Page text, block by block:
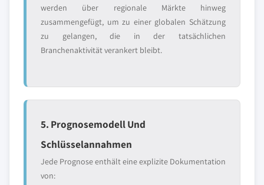
werden über regionale Märkte hinweg
zusammengefügt, um zu einer globalen Schätzung
zu gelangen, die in der tatsächlichen
Branchenaktivität verankert bleibt.
5. Prognosemodell Und
Schlüsselannahmen
Jede Prognose enthält eine explizite Dokumentation
von: